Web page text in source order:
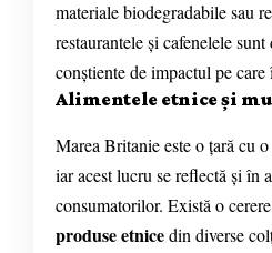
materiale biodegradabile sau
restaurantele și cafenelele
conștiente de impactul pe
Alimentele etnice și
Marea Britanie este o țară cu
iar acest lucru se reflectă și în
consumatorilor. Există o
produse etnicedin diverse